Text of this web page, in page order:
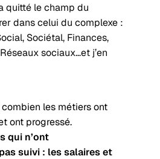
quitté le champ du
dans celui du complexe :
Sociétal, Finances,
sociaux…et j’en
les métiers ont
ont progressé.
qui n’ont
suivi : les salaires et